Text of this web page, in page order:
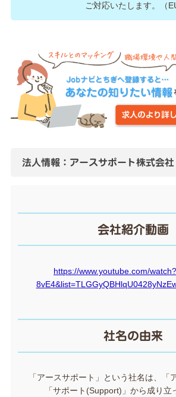
ご対応いたします。（
法人情報：アースサポート株式会社
会社紹介動画
https://www.youtube.com/
社名の由来
「アースサポート」という社名は、「
「サポート(Support)」から成り立